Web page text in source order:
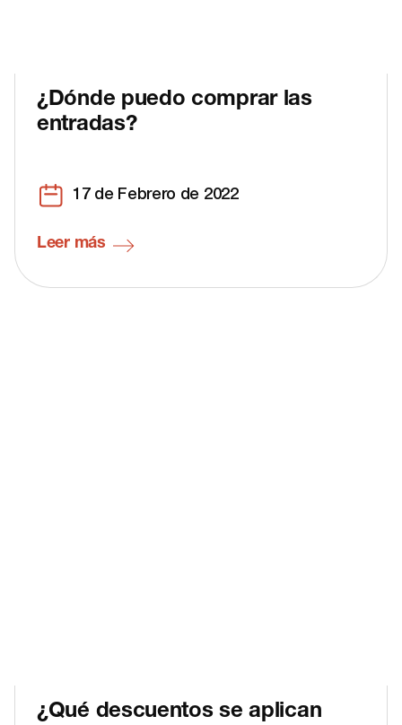
¿Dónde puedo comprar las
entradas?
17 de Febrero de 2022
Leer más
¿Qué descuentos se aplican